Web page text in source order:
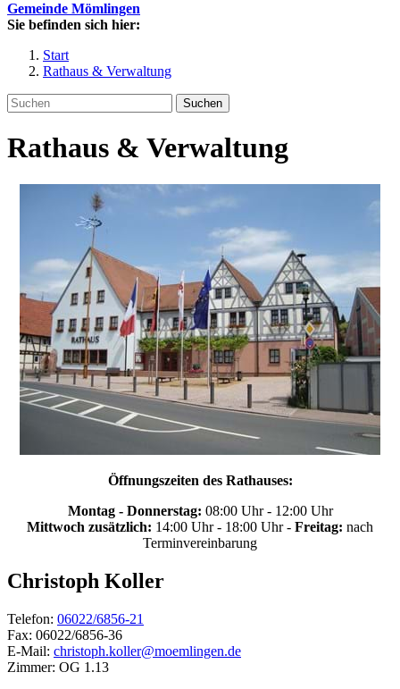
Gemeinde Mömlingen
Sie befinden sich hier:
Start
Rathaus & Verwaltung
Suchen
Rathaus & Verwaltung
Öffnungszeiten des Rathauses:
Montag - Donnerstag: 08:00 Uhr - 12:00 Uhr
Mittwoch zusätzlich: 14:00 Uhr - 18:00 Uhr - Freitag: nach
Terminvereinbarung
Christoph Koller
Telefon: 06022/6856-21
Fax: 06022/6856-36
E-Mail: christoph.koller@moemlingen.de
Zimmer: OG 1.13